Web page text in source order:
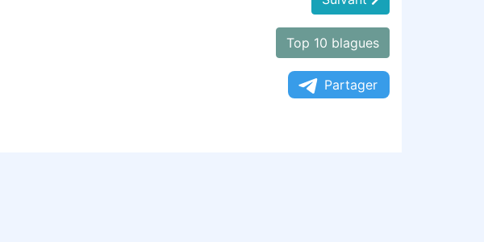
Top 10 blagues
Partager